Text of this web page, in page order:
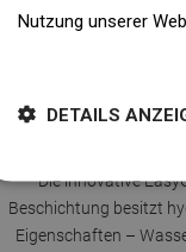
Die innovative
Beschichtung besitzt
Eigenschaften –
Nutzung unserer
DETAILS